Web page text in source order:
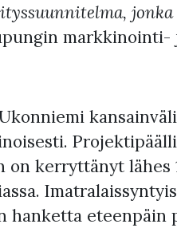
markkinointi-
on kerryttänyt lähes
hanketta eteenpäin